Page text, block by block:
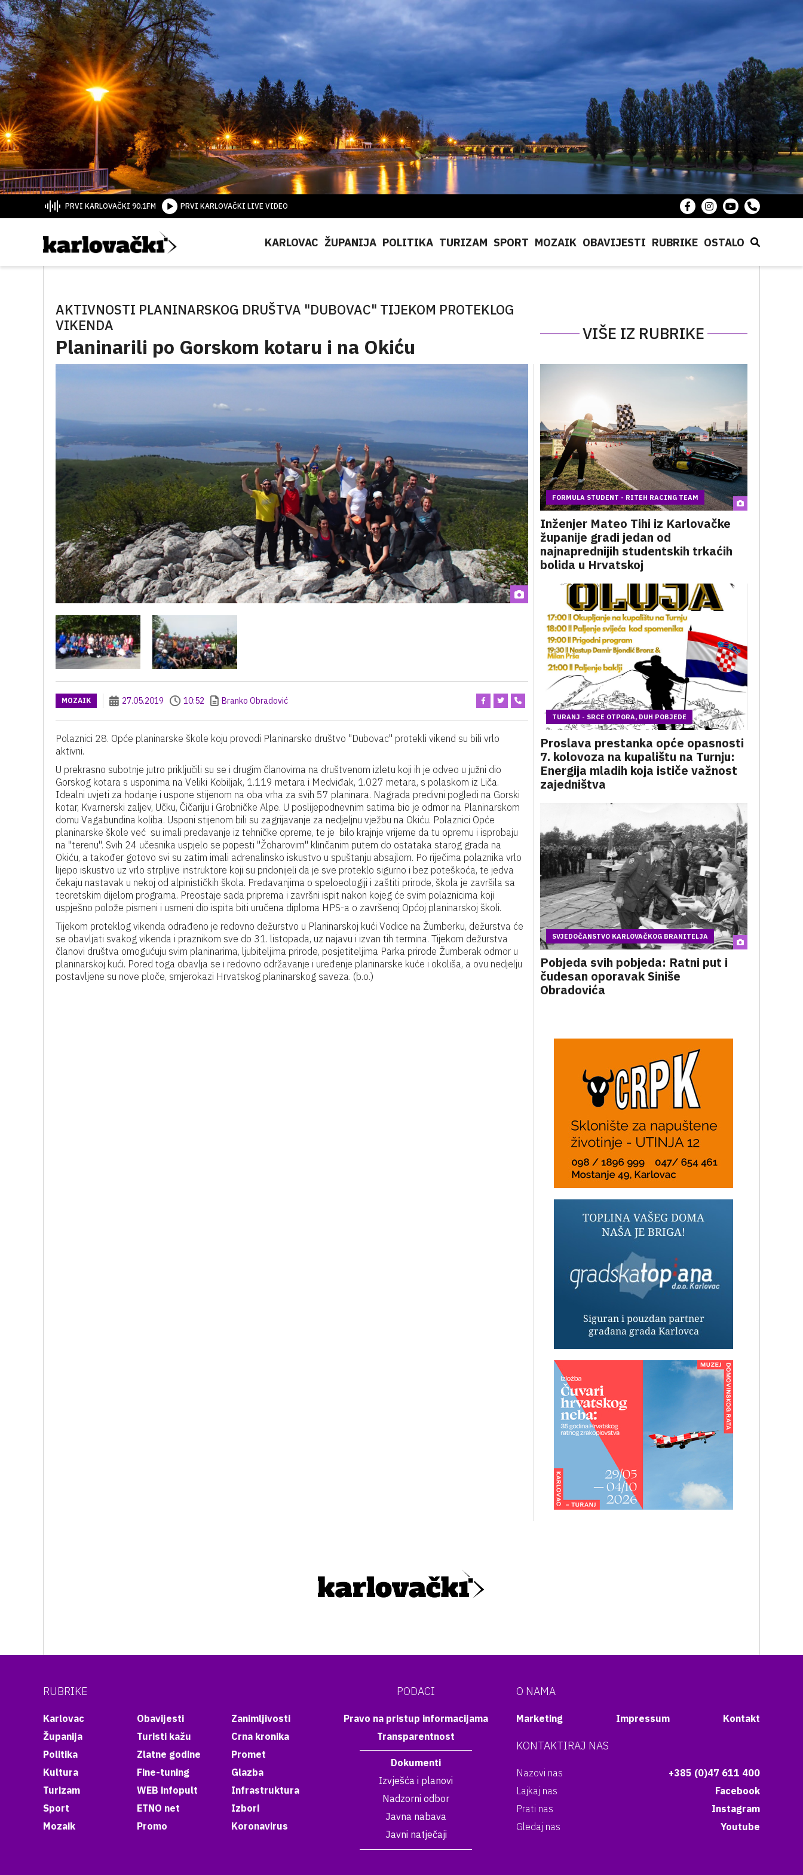
PRVI KARLOVAČKI 90.1FM PRVI KARLOVAČKI LIVE VIDEO
KARLOVAC ŽUPANIJA POLITIKA TURIZAM SPORT MOZAIK OBAVIJESTI RUBRIKE OSTALO
AKTIVNOSTI PLANINARSKOG DRUŠTVA "DUBOVAC" TIJEKOM PROTEKLOG
VIKENDA
Planinarili po Gorskom kotaru i na Okiću
VIŠE IZ RUBRIKE
MOZAIK 27.05.2019 10:52 Branko Obradović
Polaznici 28. Opće planinarske škole koju provodi Planinarsko društvo "Dubovac" protekli vikend su bili vrlo
aktivni.
U prekrasno subotnje jutro priključili su se i drugim članovima na društvenom izletu koji ih je odveo u južni dio
Gorskog kotara s usponima na Veliki Kobiljak, 1.119 metara i Medviđak, 1.027 metara, s polaskom iz Liča.
Idealni uvjeti za hodanje i uspone stijenom na oba vrha za svih 57 planinara. Nagrada predivni pogledi na Gorski
kotar, Kvarnerski zaljev, Učku, Čičariju i Grobničke Alpe. U poslijepodnevnim satima bio je odmor na Planinarskom
domu Vagabundina koliba. Usponi stijenom bili su zagrijavanje za nedjeljnu vježbu na Okiću. Polaznici Opće
planinarske škole već su imali predavanje iz tehničke opreme, te je bilo krajnje vrijeme da tu opremu i isprobaju
na "terenu". Svih 24 učesnika uspjelo se popesti "Žoharovim" klinčanim putem do ostataka starog grada na
Okiću, a također gotovo svi su zatim imali adrenalinsko iskustvo u spuštanju absajlom. Po riječima polaznika vrlo
lijepo iskustvo uz vrlo strpljive instruktore koji su pridonijeli da je sve proteklo sigurno i bez poteškoća, te jedva
čekaju nastavak u nekoj od alpinističkih škola. Predavanjima o speloeologiji i zaštiti prirode, škola je završila sa
teoretskim dijelom programa. Preostaje sada priprema i završni ispit nakon kojeg će svim polaznicima koji
uspješno polože pismeni i usmeni dio ispita biti uručena diploma HPS-a o završenoj Općoj planinarskoj školi.
Tijekom proteklog vikenda odrađeno je redovno dežurstvo u Planinarskoj kući Vodice na Žumberku, dežurstva će
se obavljati svakog vikenda i praznikom sve do 31. listopada, uz najavu i izvan tih termina. Tijekom dežurstva
članovi društva omogućuju svim planinarima, ljubiteljima prirode, posjetiteljima Parka prirode Žumberak odmor u
planinarskoj kući. Pored toga obavlja se i redovno održavanje i uređenje planinarske kuće i okoliša, a ovu nedjelju
postavljene su nove ploče, smjerokazi Hrvatskog planinarskog saveza. (b.o.)
FORMULA STUDENT - RITEH RACING TEAM
Inženjer Mateo Tihi iz Karlovačke
županije gradi jedan od
najnaprednijih studentskih trkaćih
bolida u Hrvatskoj
TURANJ - SRCE OTPORA, DUH POBJEDE
Proslava prestanka opće opasnosti
7. kolovoza na kupalištu na Turnju:
Energija mladih koja ističe važnost
zajedništva
SVJEDOČANSTVO KARLOVAČKOG BRANITELJA
Pobjeda svih pobjeda: Ratni put i
čudesan oporavak Siniše
Obradovića
RUBRIKE
Karlovac
Županija
Politika
Kultura
Turizam
Sport
Mozaik
Obavijesti
Turisti kažu
Zlatne godine
Fine-tuning
WEB infopult
ETNO net
Promo
Zanimljivosti
Crna kronika
Promet
Glazba
Infrastruktura
Izbori
Koronavirus
PODACI
Pravo na pristup informacijama
Transparentnost
Dokumenti
Izvješća i planovi
Nadzorni odbor
Javna nabava
Javni natječaji
O NAMA
Marketing Impressum Kontakt
KONTAKTIRAJ NAS
Nazovi nas
+385 (0)47 611 400
Lajkaj nas
Facebook
Prati nas
Instagram
Gledaj nas
Youtube